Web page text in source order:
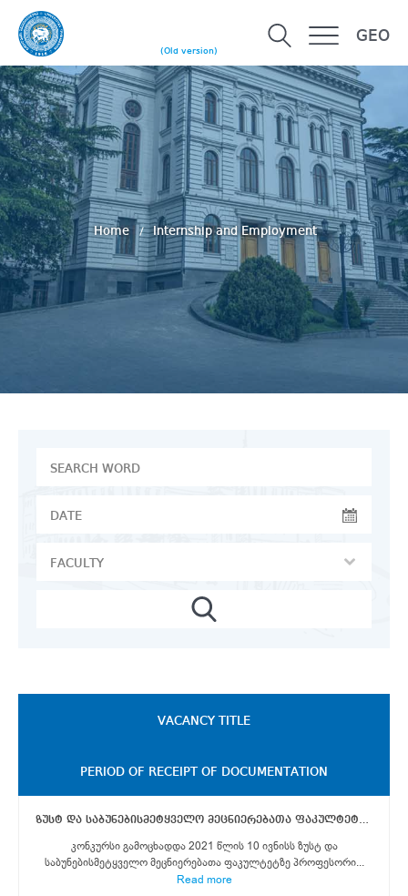
(Old version)
GEO
Home Internship and Employment
VACANCY TITLE
PERIOD OF RECEIPT OF DOCUMENTATION
ზუსტ და საბუნებისმეტყველო მეცნიერებათა ფაკულტეტი - პროფესორი
კონკურსი გამოცხადდა 2021 წლის 10 ივნისს ზუსტ და
საბუნებისმეტყველო მეცნიერებათა ფაკულტეტზე პროფესორი...
Read more